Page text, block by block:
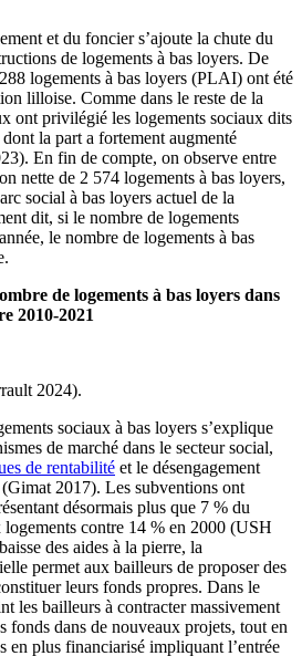
et du foncier s’ajoute la chute du
de logements à bas loyers. De
logements à bas loyers (PLAI) ont été
lilloise. Comme dans le reste de la
ont privilégié les logements sociaux dits
la part a fortement augmenté
En fin de compte, on observe entre
nette de 2 574 logements à bas loyers,
social à bas loyers actuel de la
dit, si le nombre de logements
le nombre de logements à bas
de logements à bas loyers dans
2010-2021
2024).
sociaux à bas loyers s’explique
de marché dans le secteur social,
de rentabilité et le désengagement
2017). Les subventions ont
désormais plus que 7 % du
contre 14 % en 2000 (USH
des aides à la pierre, la
permet aux bailleurs de proposer des
leurs fonds propres. Dans le
les bailleurs à contracter massivement
fonds dans de nouveaux projets, tout en
en plus financiarisé impliquant l’entrée